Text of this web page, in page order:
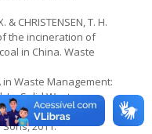
& CHRISTENSEN, T. H.
the incineration of
in China. Waste
in Waste Management:
In: Solid Waste
T. (ed) UK:
2011.